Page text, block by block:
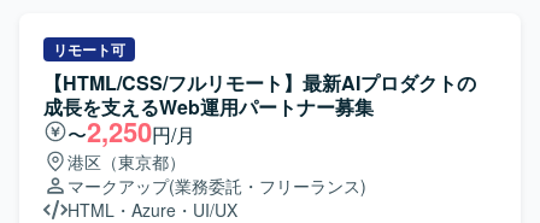
リモート可
【HTML/CSS/フルリモート】最新AIプロダクトの
成長を支えるWeb運用パートナー募集
〜2,250円/月
港区（東京都）
マークアップ(業務委託・フリーランス)
HTML ・ Azure ・ UI/UX